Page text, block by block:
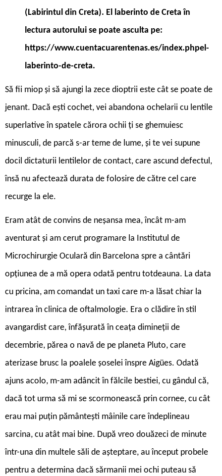
(Labirintul din Creta). El laberinto de Creta în
lectura autorului se poate asculta pe:
https://www.cuentacuarentenas.es/index.phpel-
laberinto-de-creta.
Să fii miop și să ajungi la zece dioptrii este cât se poate de
jenant. Dacă ești cochet, vei abandona ochelarii cu lentile
superlative în spatele cărora ochii ți se ghemuiesc
minusculi, de parcă s-ar teme de lume, și te vei supune
docil dictaturii lentilelor de contact, care ascund defectul,
însă nu afectează durata de folosire de către cel care
recurge la ele.
Eram atât de convins de neșansa mea, încât m-am
aventurat și am cerut programare la Institutul de
Microchirurgie Oculară din Barcelona spre a cântări
opțiunea de a mă opera odată pentru totdeauna. La data
cu pricina, am comandat un taxi care m-a lăsat chiar la
intrarea în clinica de oftalmologie. Era o clădire în stil
avangardist care, înfășurată în ceața dimineții de
decembrie, părea o navă de pe planeta Pluto, care
aterizase brusc la poalele șoselei înspre Aigües. Odată
ajuns acolo, m-am adâncit în fălcile bestiei, cu gândul că,
dacă tot urma să mi se scormonească prin cornee, cu cât
erau mai puțin pământești mâinile care îndeplineau
sarcina, cu atât mai bine. După vreo douăzeci de minute
într-una din multele săli de așteptare, au început probele
pentru a determina dacă sărmanii mei ochi puteau să